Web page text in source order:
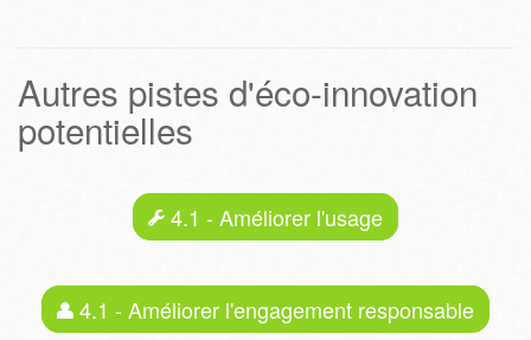
Autres pistes d'éco-innovation
potentielles
4.1 - Améliorer l'usage
4.1 - Améliorer l'engagement responsable